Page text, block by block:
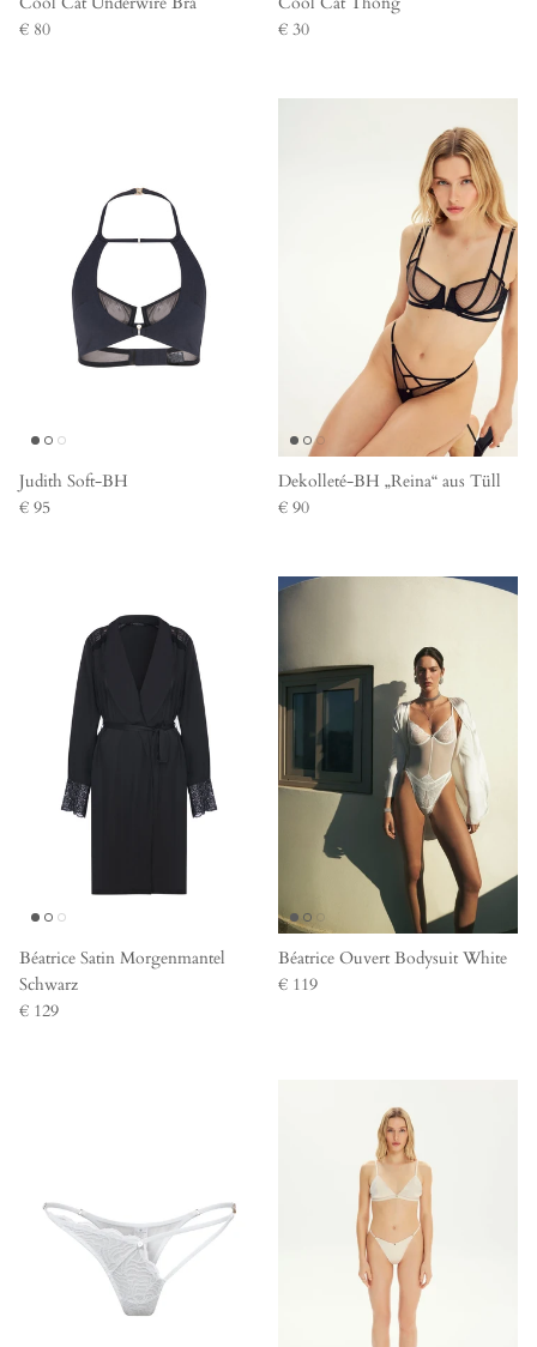
€ 80
€ 30
Judith Soft-BH
€ 95
Dekolleté-BH „Reina“ aus Tüll
€ 90
Béatrice Satin Morgenmantel
Schwarz
€ 129
Béatrice Ouvert Bodysuit White
€ 119